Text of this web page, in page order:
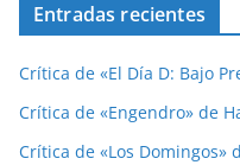
Entradas recientes
Crítica de «El Día D: Bajo
Crítica de «Engendro» de
Crítica de «Los Domingos»